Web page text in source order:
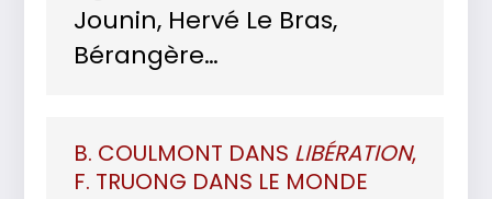
Jounin, Hervé Le Bras,
Bérangère…
B. COULMONT DANS LIBÉRATION,
F. TRUONG DANS LE MONDE